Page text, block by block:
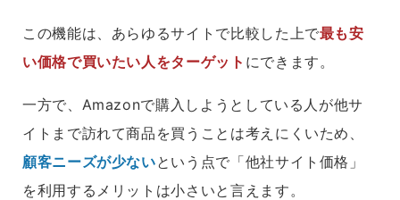
この機能は、あらゆるサイトで比較した上で最も安
い価格で買いたい人をターゲット にできます。
一方で、Amazonで購入しようとしている人が他サ
イトまで訪れて商品を買うことは考えにくいため、
顧客ニーズが少ないという点で「他社サイト価格」
を利用するメリットは小さいと言えます。